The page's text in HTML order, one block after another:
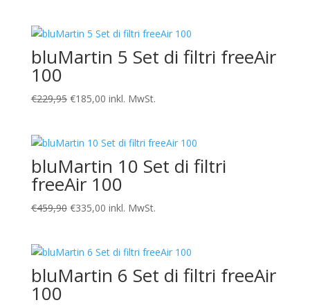
era:
€183,96.
è:
€150,00.
bluMartin 5 Set di filtri freeAir
100
€229,95 Il
era:
€229,95.
€185,00Il
è:
€185,00.
inkl. MwSt.
bluMartin 10 Set di filtri
freeAir 100
€459,90 Il
era:
€459,90.
€335,00Il
è:
€335,00.
inkl. MwSt.
bluMartin 6 Set di filtri freeAir
100